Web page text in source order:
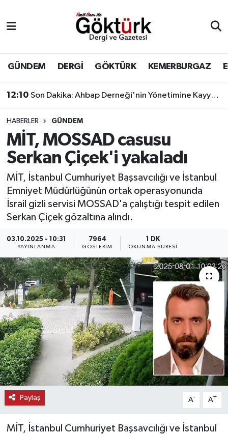
GÜNDEM DERGİ GÖKTÜRK KEMERBURGAZ
12:10 Son Dakika: Ahbap Derneği'nin Yönetimine Kayyum Atandı
HABERLER GÜNDEM
MİT, MOSSAD casusu
Serkan Çiçek'i yakaladı
MİT, İstanbul Cumhuriyet Başsavcılığı ve İstanbul
Emniyet Müdürlüğünün ortak operasyonunda
İsrail gizli servisi MOSSAD'a çalıştığı tespit edilen
Serkan Çiçek gözaltına alındı.
03.10.2025 - 10:31
YAYINLANMA
7964
GÖSTERIM
1 DK
OKUNMA SÜRESI
Paylaş A- A+
MİT, İstanbul Cumhuriyet Başsavcılığı ve İstanbul
BİLİM
DERGİ
DÜNYA
EĞİTİM
EKONOMİ
GÖKTÜRK
GÜNDEM
KEMERBURGAZ
KÜLTÜR - SANAT
MAGAZİN
ÖZEL HABER
SAĞLIK
SPOR
TEKNOLOJİ
TİCARET
Eyüpsultan Hava Durumu
Eyüpsultan Trafik Yoğunluk Haritası
Süper Lig Puan Durumu ve Fikstür
Tüm Manşetler
Son Dakika Haberleri
Haber Arşivi